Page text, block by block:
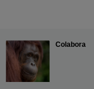
Colabora